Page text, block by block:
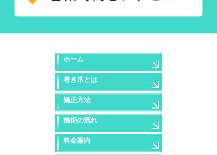
ホーム
巻き爪とは
矯正方法
施術の流れ
料金案内